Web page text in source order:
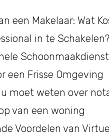
een Makelaar: Wat
in te Schakelen?
een Frisse Omgeving
moet weten over
van een woning
Voordelen van